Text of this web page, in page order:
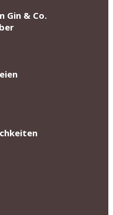
Gin & Co.